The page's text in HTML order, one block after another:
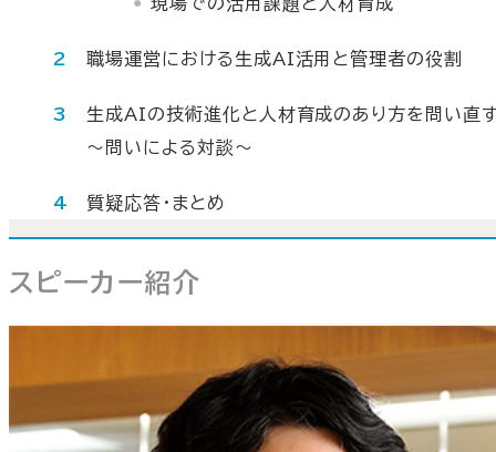
職場運営における生成AI活用と管理者の役割
生成AIの技術進化と人材育成のあり方を問い直
～問いによる対談～
質疑応答・まとめ
スピーカー紹介